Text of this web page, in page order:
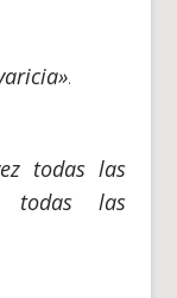
.
todas las
todas las